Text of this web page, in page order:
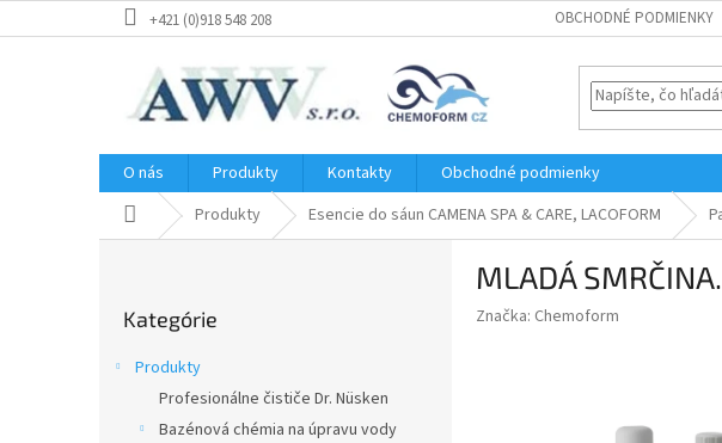
na
+421 (0)918 548 208 OBCHODNÉ PODMIENKY
O nás Produkty Kontakty
Obchodné podmienky
DomovProdukty Esencie do sáun CAMENA SPA & CARE, LACOFORM
kategórie
Kategórie
Produkty
Profesionálne čističe Dr. Nüsken
Bazénová chémia na úpravu vody
MLADÁ SMRČINA.
Značka: Chemoform